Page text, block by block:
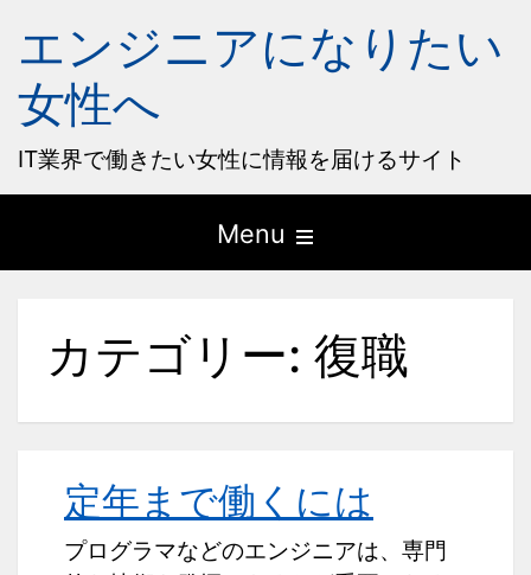
エンジニアになりたい
女性へ
IT業界で働きたい女性に情報を届けるサイト
Menu
the
menu
カテゴリー: 復職
定年まで働くには
プログラマなどのエンジニアは、専門